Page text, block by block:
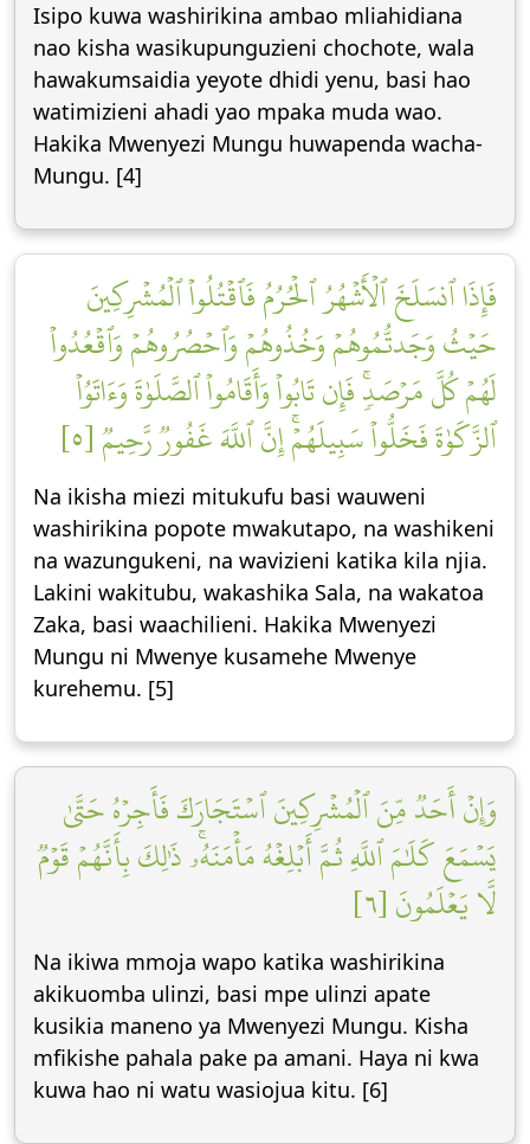
Isipo kuwa washirikina ambao mliahidiana
nao kisha wasikupunguzieni chochote, wala
hawakumsaidia yeyote dhidi yenu, basi hao
watimizieni ahadi yao mpaka muda wao.
Hakika Mwenyezi Mungu huwapenda wacha-
Mungu. [4]
فَإِذَا ٱنسَلَخَ ٱلۡأَشۡهُرُ ٱلۡحُرُمُ فَٱقۡتُلُواْ ٱلۡمُشۡرِكِينَ
حَيۡثُ وَجَدتُّمُوهُمۡ وَخُذُوهُمۡ وَٱحۡصُرُوهُمۡ وَٱقۡعُدُواْ
لَهُمۡ كُلَّ مَرۡصَدٖۚ فَإِن تَابُواْ وَأَقَامُواْ ٱلصَّلَوٰةَ وَءَاتَوُاْ
ٱلزَّكَوٰةَ فَخَلُّواْ سَبِيلَهُمۡۚ إِنَّ ٱللَّهَ غَفُورٞ رَّحِيمٞ [٥]
Na ikisha miezi mitukufu basi wauweni
washirikina popote mwakutapo, na washikeni
na wazungukeni, na wavizieni katika kila njia.
Lakini wakitubu, wakashika Sala, na wakatoa
Zaka, basi waachilieni. Hakika Mwenyezi
Mungu ni Mwenye kusamehe Mwenye
kurehemu. [5]
وَإِنۡ أَحَدٞ مِّنَ ٱلۡمُشۡرِكِينَ ٱسۡتَجَارَكَ فَأَجِرۡهُ حَتَّىٰ
يَسۡمَعَ كَلَٰمَ ٱللَّهِ ثُمَّ أَبۡلِغۡهُ مَأۡمَنَهُۥۚ ذَٰلِكَ بِأَنَّهُمۡ قَوۡمٞ
لَّا يَعۡلَمُونَ [٦]
Na ikiwa mmoja wapo katika washirikina
akikuomba ulinzi, basi mpe ulinzi apate
kusikia maneno ya Mwenyezi Mungu. Kisha
mfikishe pahala pake pa amani. Haya ni kwa
kuwa hao ni watu wasiojua kitu. [6]